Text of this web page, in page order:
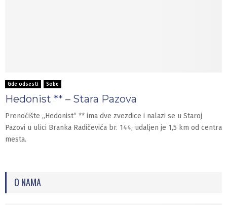
Gde odsesti Sobe
Hedonist ** – Stara Pazova
Prenoćište „Hedonist“ ** ima dve zvezdice i nalazi se u Staroj
Pazovi u ulici Branka Radičevića br. 144, udaljen je 1,5 km od centra
mesta.
O NAMA